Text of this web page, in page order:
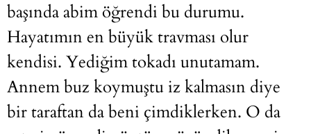
başında abim öğrendi bu durumu.
Hayatımın en büyük travması olur
kendisi. Yediğim tokadı unutamam.
Annem buz koymuştu iz kalmasın diye
bir taraftan da beni çimdiklerken. O da